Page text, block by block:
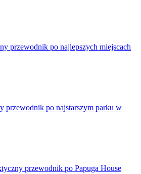
przewodnik po najlepszych miejscach
przewodnik po najstarszym parku w
przewodnik po Papuga House